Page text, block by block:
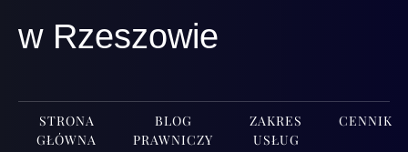
w Rzeszowie
STRONA
GŁÓWNA
BLOG
PRAWNICZY
ZAKRES
USŁUG
CENNIK